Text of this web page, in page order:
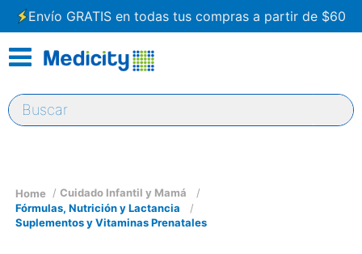
Envío GRATIS en todas tus compras a partir de $60
Buscar
Cuidado Infantil y Mamá
Fórmulas, Nutrición y Lactancia
Suplementos y Vitaminas Prenatales